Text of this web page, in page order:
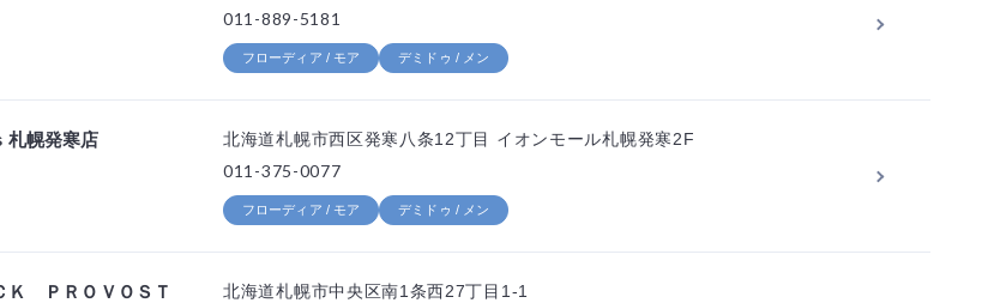
011-889-5181
フローディア / モア デミドゥ / メン
札幌発寒店 北海道札幌市西区発寒八条12丁目 イオンモール札幌発寒2F
011-375-0077
フローディア / モア デミドゥ / メン
Ｋ ＰＲＯＶＯＳＴ 北海道札幌市中央区南1条西27丁目1-1